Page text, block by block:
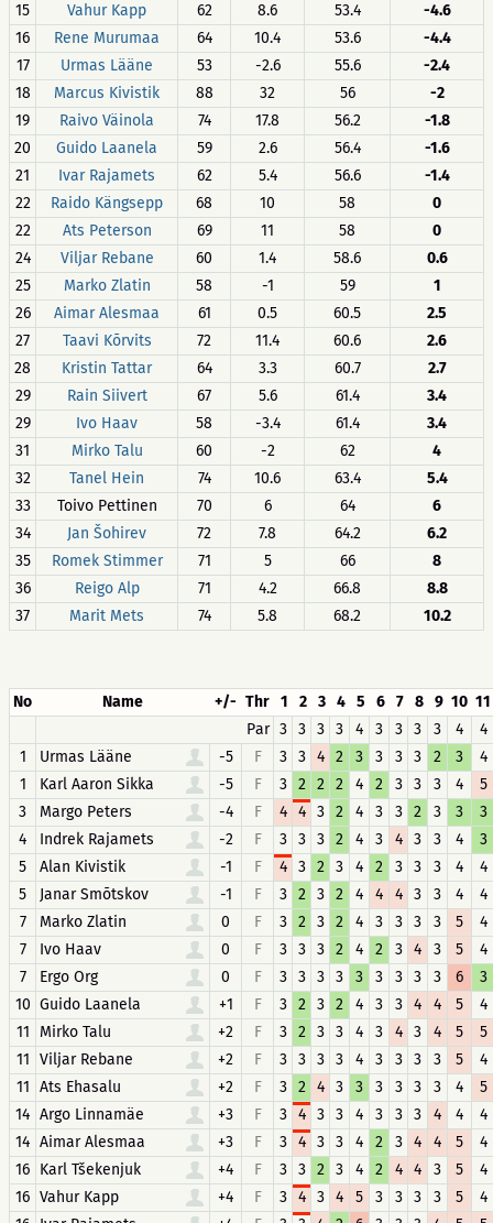
15
Vahur Kapp 62 8.6 53.4
-4.6
16
Rene Murumaa 64 10.4 53.6
-4.4
17
Urmas Lääne 53 -2.6 55.6
-2.4
18
Marcus Kivistik 88 32 56
-2
19
Raivo Väinola 74 17.8 56.2
-1.8
20
Guido Laanela 59 2.6 56.4
-1.6
21
Ivar Rajamets 62 5.4 56.6
-1.4
22
Raido Kängsepp 68 10 58
0
22
Ats Peterson 69 11 58
0
24
Viljar Rebane 60 1.4 58.6
0.6
25
Marko Zlatin 58 -1 59
1
26
Aimar Alesmaa 61 0.5 60.5
2.5
27
Taavi Kõrvits 72 11.4 60.6
2.6
28
Kristin Tattar 64 3.3 60.7
2.7
29
Rain Siivert 67 5.6 61.4
3.4
29
Ivo Haav 58 -3.4 61.4
3.4
31
Mirko Talu 60 -2 62
4
32
Tanel Hein 74 10.6 63.4
5.4
33
Toivo Pettinen 70 6 64
6
34
Jan Šohirev 72 7.8 64.2
6.2
35
Romek Stimmer 71 5 66
8
36
Reigo Alp 71 4.2 66.8
8.8
37
Marit Mets 74 5.8 68.2 10.2
No Name +/- Thr 1 2 3 4 5 6 7 8 9 10 11
Par 3 3 3 3 4 3 3 3 3 4
4
1
Urmas Lääne -5 F 3 3 4 2 3 3 3 3 2 3
4
1
Karl Aaron Sikka -5 F 3 2 2 2 4 2 3 3 3 4
5
3
Margo Peters -4 F 4 4 3 2 4 3 3 2 3 3
3
4
Indrek Rajamets -2 F 3 3 3 2 4 3 4 3 3 4
3
5
Alan Kivistik -1 F 4 3 2 3 4 2 3 3 3 4
4
5
Janar Smõtskov -1 F 3 2 3 2 4 4 4 3 3 4
4
7
Marko Zlatin 0 F 3 2 3 2 4 3 3 3 3 5
4
7
Ivo Haav 0 F 3 3 3 2 4 2 3 4 3 5
4
7
Ergo Org 0 F 3 3 3 3 3 3 3 3 3 6
3
10 Guido Laanela +1 F 3 2 3 2 4 3 3 4 4 5
4
11
Mirko Talu +2 F 3 2 3 3 4 3 4 3 4 5
5
11 Viljar Rebane +2 F 3 3 3 3 4 3 3 3 3 5
4
11 Ats Ehasalu +2 F 3 2 4 3 3 3 3 3 3 4
5
14 Argo Linnamäe +3 F 3 4 3 3 4 3 3 3 4 4
4
14 Aimar Alesmaa +3 F 3 4 3 3 4 2 3 4 4 5
4
16 Karl Tšekenjuk +4 F 3 3 2 3 4 2 4 4 3 5
4
16 Vahur Kapp +4 F 3 4 3 4 5 3 3 3 3 5
4